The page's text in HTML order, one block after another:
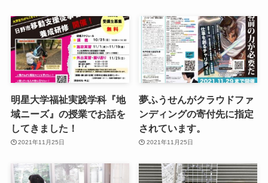
明星大学福祉実践学科『地
域ニーズ』の授業でお話を
してきました！
2021年11月25日
夢ふうせんがクラウドファ
ンディングの寄付先に指定
されています。
2021年11月25日